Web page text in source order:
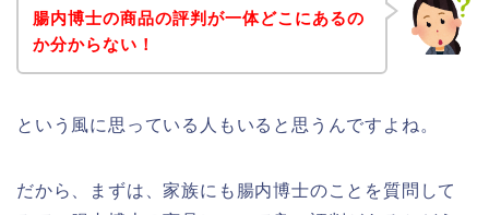
腸内博士の商品の評判が一体どこにあるの
か分からない！
という風に思っている人もいると思うんですよね。
だから、まずは、家族にも腸内博士のことを質問して